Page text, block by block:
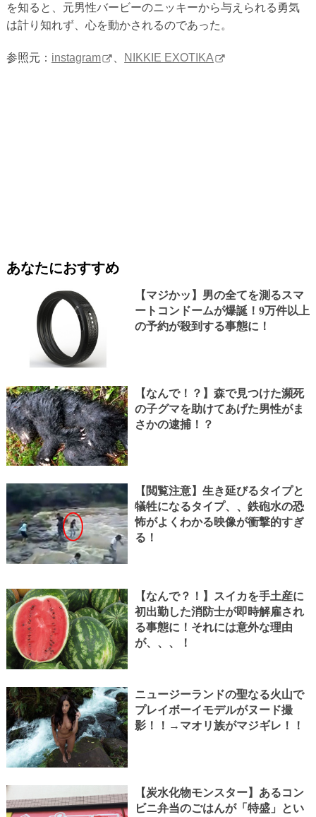
を知ると、元男性バービーのニッキーから与えられる勇気
は計り知れず、心を動かされるのであった。
参照元： instagram NIKKIE EXOTIKA
あなたにおすすめ
【マジかッ】男の全てを測るスマ
ートコンドームが爆誕！9万件以上
の予約が殺到する事態に！
【なんで！？】森で見つけた瀕死
の子グマを助けてあげた男性がま
さかの逮捕！？
【閲覧注意】生き延びるタイプと
犠牲になるタイプ、、鉄砲水の恐
怖がよくわかる映像が衝撃的すぎ
る！
【なんで？！】スイカを手土産に
初出勤した消防士が即時解雇され
る事態に！それには意外な理由
が、、、！
ニュージーランドの聖なる火山で
プレイボーイモデルがヌード撮
影！！→マオリ族がマジギレ！！
【炭水化物モンスター】あるコン
ビニ弁当のごはんが「特盛」とい